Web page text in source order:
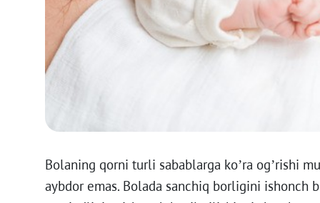
Bolaning qorni turli sabablarga ko’ra og’rishi
aybdor emas. Bolada sanchiq borligini